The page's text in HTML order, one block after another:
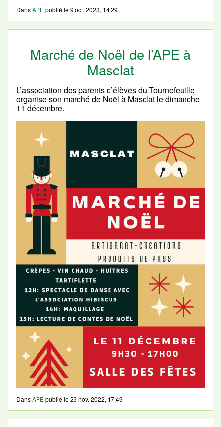
DansAPEpublié le9 oct. 2023, 14:29
Marché de Noël de l’APE à
Masclat
L’association des parents d’élèves du Tournefeuille
organise son marché de Noël à Masclat le dimanche
11 décembre.
DansAPEpublié le29 nov. 2022, 17:49